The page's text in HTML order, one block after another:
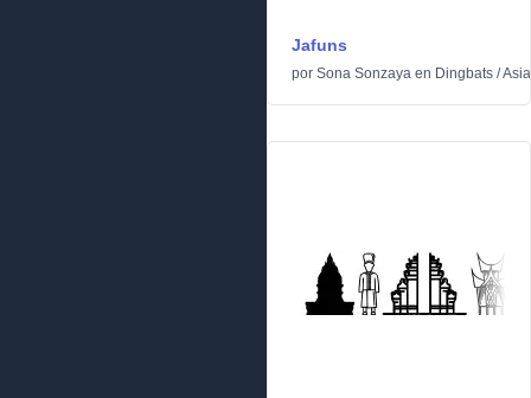
Jafuns
por Sona Sonzaya en Dingbats /Asia